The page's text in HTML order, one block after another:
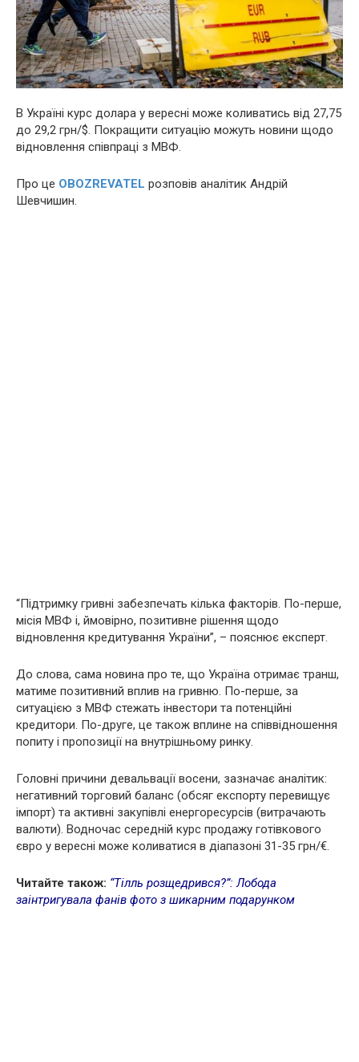
В Україні курс долара у вересні може коливатись від 27,75
до 29,2 грн/$. Покращити ситуацію можуть новини щодо
відновлення співпраці з МВФ.
Про це OBOZREVATEL розповів аналітик Андрій
Шевчишин.
“Підтримку гривні забезпечать кілька факторів. По-перше,
місія МВФ і, ймовірно, позитивне рішення щодо
відновлення кредитування України”, – пояснює експерт.
До слова, сама новина про те, що Україна отримає транш,
матиме позитивний вплив на гривню. По-перше, за
ситуацією з МВФ стежать інвестори та потенційні
кредитори. По-друге, це також вплине на співвідношення
попиту і пропозиції на внутрішньому ринку.
Головні причини девальвації восени, зазначає аналітик:
негативний торговий баланс (обсяг експорту перевищує
імпорт) та активні закупівлі енергоресурсів (витрачають
валюти). Водночас середній курс продажу готівкового
євро у вересні може коливатися в діапазоні 31-35 грн/€.
Читайте також: “Тілль розщедрився?”: Лобода
заінтригувала фанів фото з шикарним подарунком